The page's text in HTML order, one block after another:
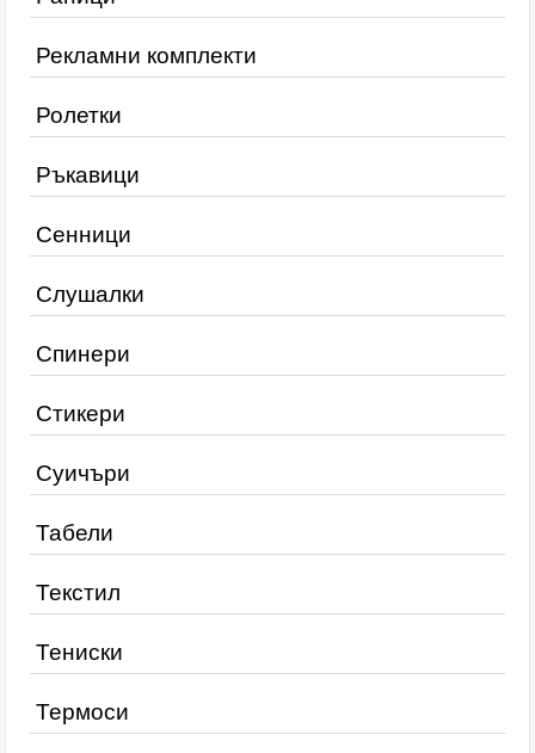
Рекламни комплекти
Ролетки
Ръкавици
Сенници
Слушалки
Спинери
Стикери
Суичъри
Табели
Текстил
Тениски
Термоси